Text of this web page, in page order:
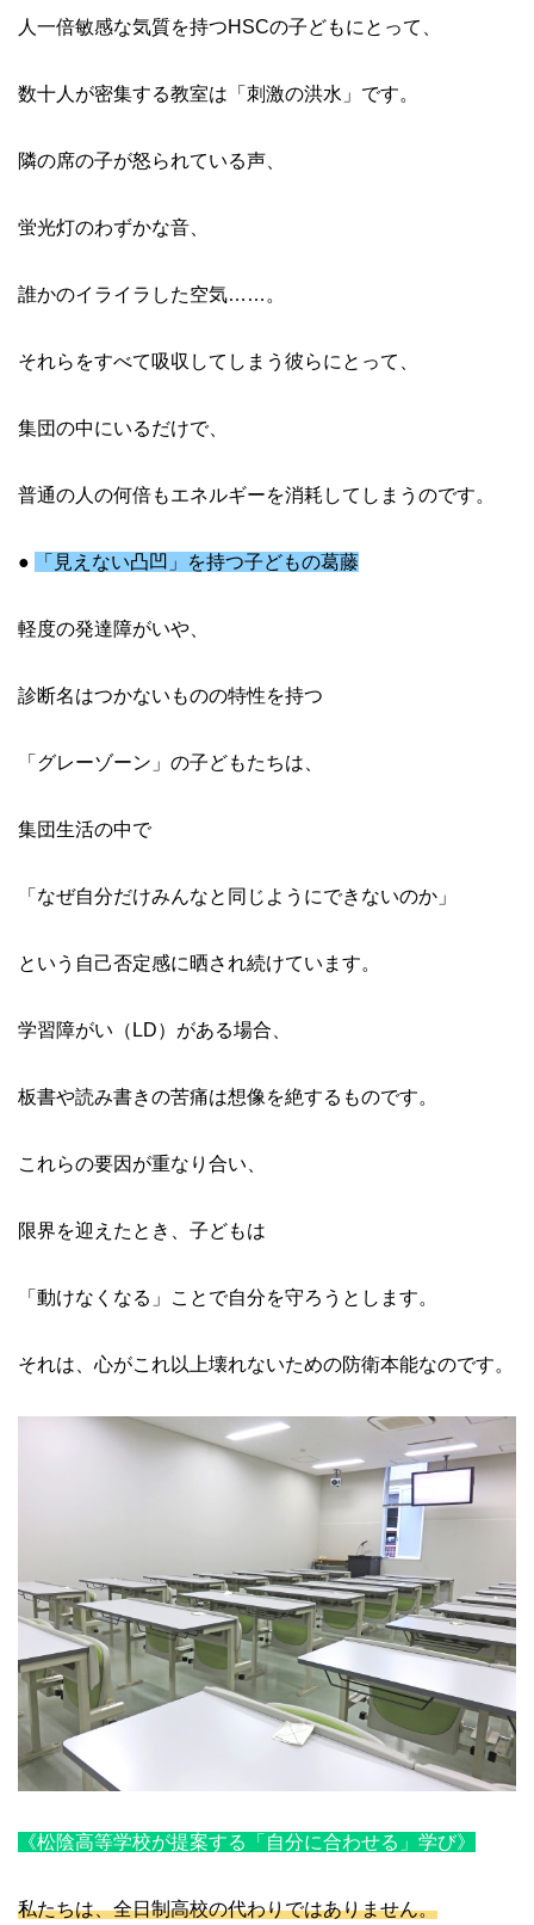
人一倍敏感な気質を持つHSCの子どもにとって、
数十人が密集する教室は「刺激の洪水」です。
隣の席の子が怒られている声、
蛍光灯のわずかな音、
誰かのイライラした空気……。
それらをすべて吸収してしまう彼らにとって、
集団の中にいるだけで、
普通の人の何倍もエネルギーを消耗してしまうのです。
● 「見えない凸凹」を持つ子どもの葛藤
軽度の発達障がいや、
診断名はつかないものの特性を持つ
「グレーゾーン」の子どもたちは、
集団生活の中で
「なぜ自分だけみんなと同じようにできないのか」
という自己否定感に晒され続けています。
学習障がい（LD）がある場合、
板書や読み書きの苦痛は想像を絶するものです。
これらの要因が重なり合い、
限界を迎えたとき、子どもは
「動けなくなる」ことで自分を守ろうとします。
それは、心がこれ以上壊れないための防衛本能なのです。
《松陰高等学校が提案する「自分に合わせる」学び》
私たちは、全日制高校の代わりではありません。